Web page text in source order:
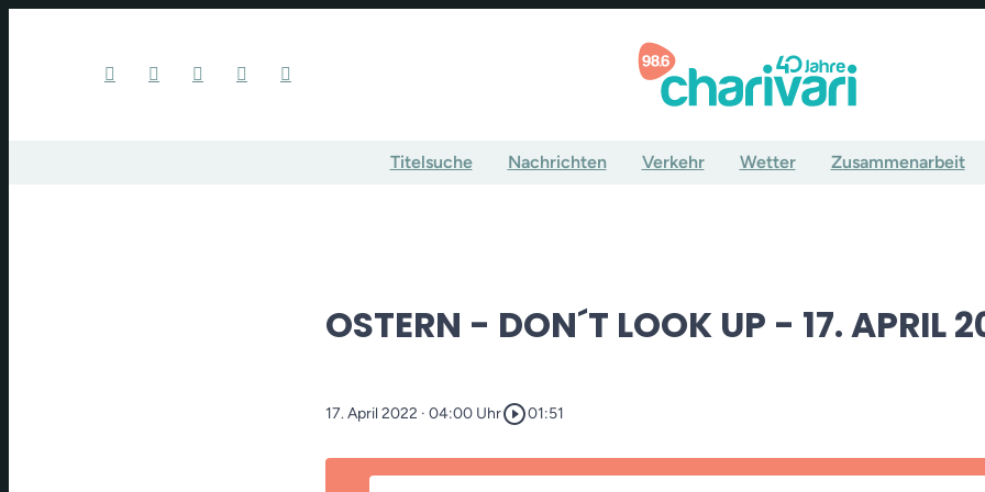
Titelsuche Nachrichten Verkehr Wetter Zusammenarbeit
OSTERN - DON´T LOOK UP - 17. APRIL
17. April 2022 · 04:00 Uhrplay_circle_outline01:51